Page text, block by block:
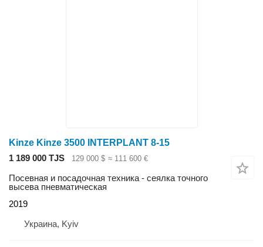
Kinze Kinze 3500 INTERPLANT 8-15
1 189 000 TJS
129 000 $ ≈ 111 600 €
Посевная и посадочная техника - сеялка точного
высева пневматическая
2019
Украина, Kyiv